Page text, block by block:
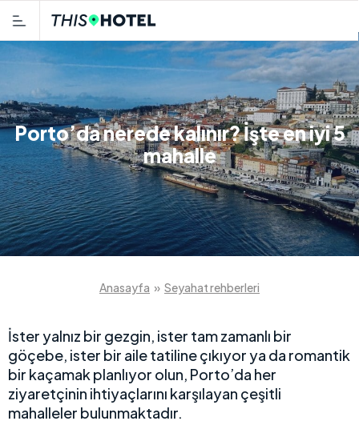
Porto’da nerede kalınır? İşte en iyi 5
mahalle
Anasayfa » Seyahat rehberleri
İster yalnız bir gezgin, ister tam zamanlı bir
göçebe, ister bir aile tatiline çıkıyor ya da romantik
bir kaçamak planlıyor olun, Porto’da her
ziyaretçinin ihtiyaçlarını karşılayan çeşitli
mahalleler bulunmaktadır.